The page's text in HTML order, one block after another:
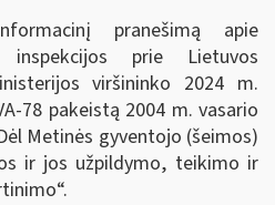
pranešimą apie
inspekcijos prie Lietuvos
viršininko 2024 m.
78 pakeistą 2004 m. vasario
Metinės gyventojo (šeimos)
ir jos užpildymo, teikimo ir